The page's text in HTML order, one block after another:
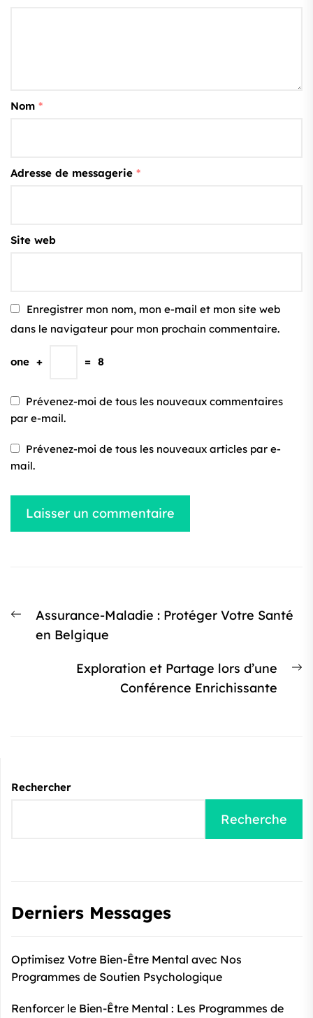
Nom *
Adresse de messagerie *
Site web
Enregistrer mon nom, mon e-mail et mon site web
dans le navigateur pour mon prochain commentaire.
one + = 8
Prévenez-moi de tous les nouveaux commentaires
par e-mail.
Prévenez-moi de tous les nouveaux articles par e-
mail.
de
l’article
Article
précédent
Assurance-Maladie : Protéger Votre Santé
en Belgique
Exploration et Partage lors d’une
Conférence Enrichissante
Rechercher
Recherche
Derniers Messages
Optimisez Votre Bien-Être Mental avec Nos
Programmes de Soutien Psychologique
Renforcer le Bien-Être Mental : Les Programmes de